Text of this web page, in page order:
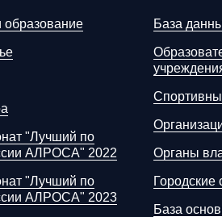
образование
"Лучший по
АЛРОСА" 2022
"Лучший по
АЛРОСА" 2023
База
Органы
Городские
База